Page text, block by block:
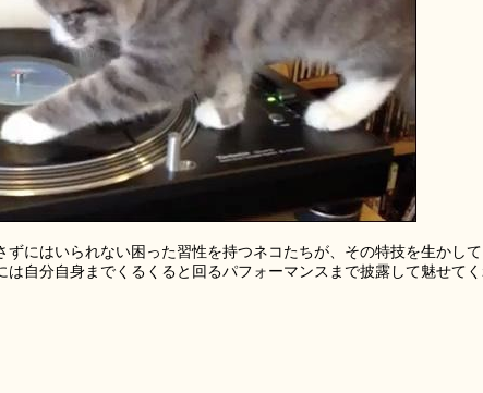
にはいられない困った習性を持つネコたちが、その特技を生かし
自分自身までくるくると回るパフォーマンスまで披露して魅せてく